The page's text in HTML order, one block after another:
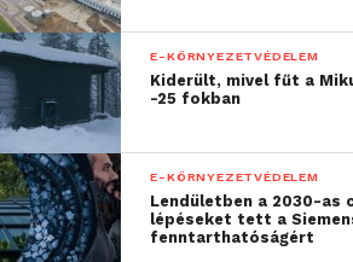
A pontos összetétel nagyban
gumiabroncsok kezelhetőségi
Continental mérnökei és
izgalmas kihívást jelent, hogy a
egyedi tulajdonságaiktól és
függően specifikus módon lehet
akkor lehet biztonságos,
nagy teljesítményű
minden alapanyag megfelelő
E-KÖRNYEZETVÉDELEM
Kiderült, mivel fűt a
-25 fokban
E-KÖRNYEZETVÉDELEM
Lendületben a 2030-as
lépéseket tett a
fenntarthatóságért